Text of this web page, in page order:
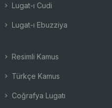
Lugat-ı Cudi
Lugat-ı Ebuzziya
Resimli Kamus
Türkçe Kamus
Coğrafya Lugatı